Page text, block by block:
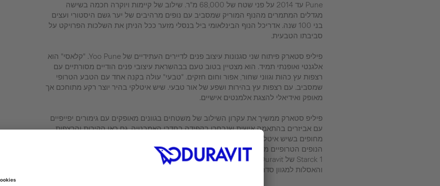
Pune עד 2014 על פני שטח של 68,000 מ"ר. שילוב של קיימות ויוקרה חכמה בשישה
מגדלים המתמרים מהנוף המוריק שמסביב עם נופים מרהיבים של יער גשם היסטורי ועצים
בני 100 שנה. אדריכל הנוף הבינלאומי ביל בנסלי מזער ככל הניתן את השלכות הפרויקט על
סביבתו הטבעית.
פיליפ סטארק פיתוח שני סגנונות עיצוב פנים לדיירים העתידיים של Yoo Pune. "קלאסי" הוא
אלגנטי ואופנתי תמיד. הוא מצטיין בטוב טעם בבהשראת עיצובי פנים הודיים מסורתיים עם
רצפות עץ כהות וגווני שחור, אפור וחום חזקים. "טבעי" עולה בקנה אחד עם הטבע הטרופי
שמסביב. עם רצפות עץ בהירות ושפע של אור טבעי. שיש איטלקי בהיר יוצר רקע מתוחכם אך
מאופק ואידיאלי להצגת אלמנטים אישיים.
פיליפ סטארק ממשיך את עקרון השילוב של משטחים בגוונים מאופקים עם גימורים יפייפיים
עם אביזרים בהתאמה אישית שנבחרו בקפידה בחדרי האמבטיה. גם כאן הקירות והרצפות
מחופים בשיש איטלקי בהיר. האמבטיה שקועה בתוך בלוק שיש העומד לפני חלון גדול.
הנופים הטרופיים מוסיפים ממד נוסף של פינוק יוקרתי באמבטיה מרעננת. כיור מונח מסדרת
Starck 1 של Duravit על שולחן עם משטח עליון משיש. פיליפ סטארק עיצב גם את האמבטיה
והאסלות למגוון סדרות מוצרים של Duravit.